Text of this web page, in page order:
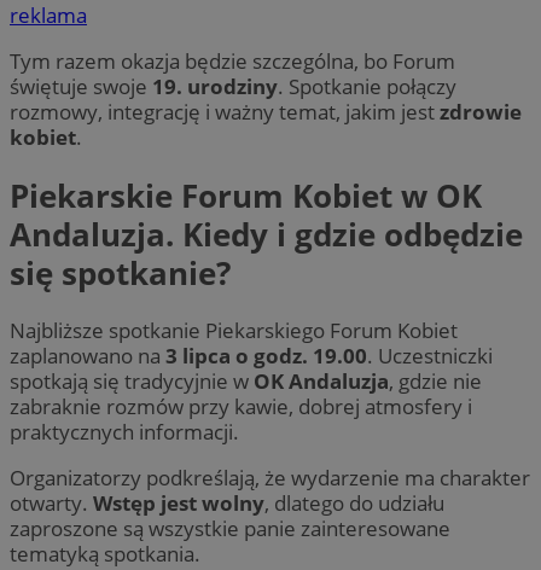
reklama
Tym razem okazja będzie szczególna, bo Forum
świętuje swoje 19. urodziny. Spotkanie połączy
rozmowy, integrację i ważny temat, jakim jestzdrowie
kobiet.
Piekarskie Forum Kobiet w OK
Andaluzja. Kiedy i gdzie odbędzie
się spotkanie?
Najbliższe spotkanie Piekarskiego Forum Kobiet
zaplanowano na 3 lipca o godz. 19.00. Uczestniczki
spotkają się tradycyjnie w OK Andaluzja, gdzie nie
zabraknie rozmów przy kawie, dobrej atmosfery i
praktycznych informacji.
Organizatorzy podkreślają, że wydarzenie ma charakter
otwarty. Wstęp jest wolny, dlatego do udziału
zaproszone są wszystkie panie zainteresowane
tematyką spotkania.